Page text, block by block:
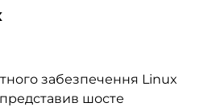
забезпечення Linux
шосте